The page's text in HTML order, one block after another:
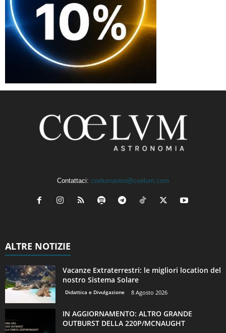
Contattaci: coelumastro@coelum.com
ALTRE NOTIZIE
Vacanze Extraterrestri: le migliori location del
nostro Sistema Solare
Didattica e Divulgazione 8 Agosto 2026
IN AGGIORNAMENTO: ALTRO GRANDE
OUTBURST DELLA 220P/MCNAUGHT